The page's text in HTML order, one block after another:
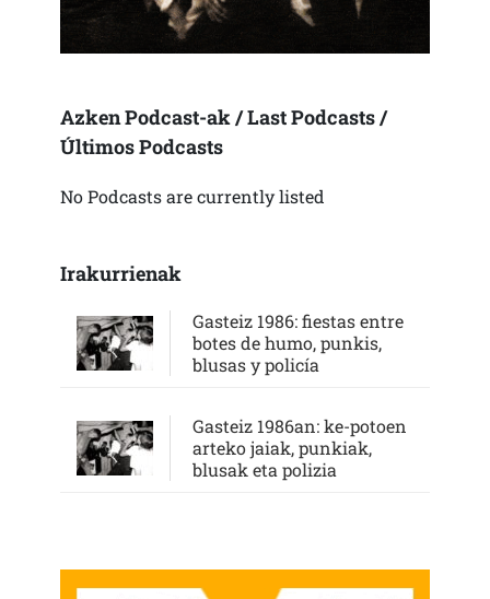
Azken Podcast-ak / Last Podcasts /
Últimos Podcasts
No Podcasts are currently listed
Irakurrienak
Gasteiz 1986: fiestas entre
botes de humo, punkis,
blusas y policía
Gasteiz 1986an: ke-potoen
arteko jaiak, punkiak,
blusak eta polizia